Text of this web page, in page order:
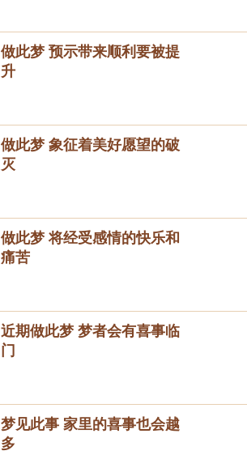
做此梦 预示带来顺利要被提
升
做此梦 象征着美好愿望的破
灭
做此梦 将经受感情的快乐和
痛苦
近期做此梦 梦者会有喜事临
门
梦见此事 家里的喜事也会越
多